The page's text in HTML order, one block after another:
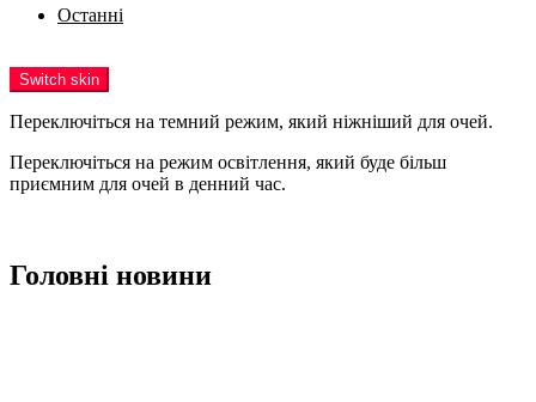
Останні
Switch skin
Переключіться на темний режим, який ніжніший для очей.
Переключіться на режим освітлення, який буде більш
приємним для очей в денний час.
Головні новини